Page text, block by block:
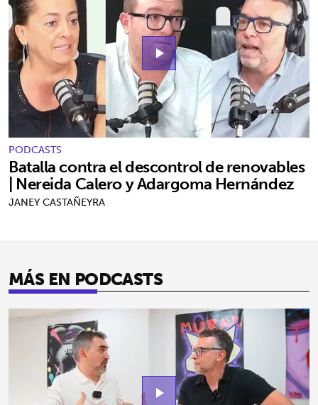
play_arrow
PODCASTS
Batalla contra el descontrol de renovables
| Nereida Calero y Adargoma Hernández
JANEY CASTAÑEYRA
MÁS EN PODCASTS
play_arrow